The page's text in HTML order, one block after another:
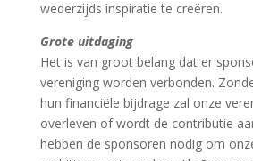
wederzijds inspiratie te creëren.
Grote uitdaging
Het is van groot belang dat er
vereniging worden verbonden.
hun financiële bijdrage zal onze
overleven of wordt de contributie
hebben de sponsoren nodig om